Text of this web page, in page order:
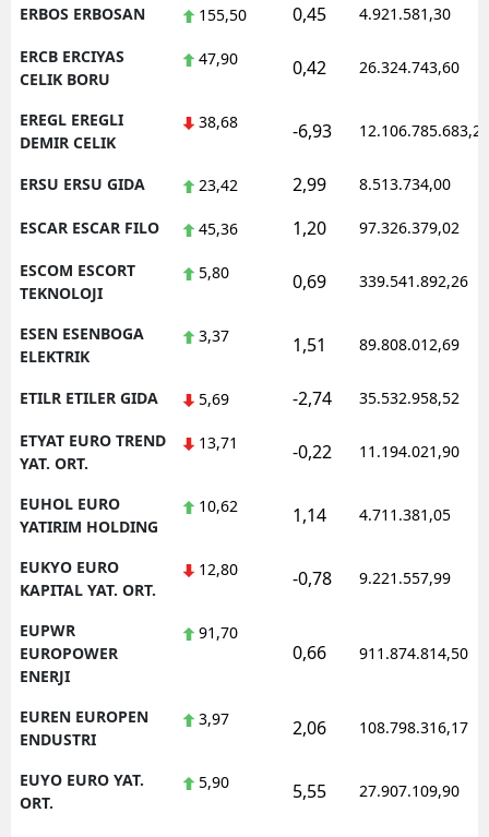
ERBOS ERBOSAN 155,50 0,45 4.921.581,30
ERCB ERCIYAS
CELIK BORU
47,90 0,42 26.324.743,60
EREGL EREGLI
DEMIR CELIK
38,68 -6,93 12.106.785.683,20
ERSU ERSU GIDA 23,42 2,99 8.513.734,00
ESCAR ESCAR FILO 45,36 1,20 97.326.379,02
ESCOM ESCORT
TEKNOLOJI
5,80 0,69 339.541.892,26
ESEN ESENBOGA
ELEKTRIK
3,37 1,51 89.808.012,69
ETILR ETILER GIDA 5,69 -2,74 35.532.958,52
ETYAT EURO TREND
YAT. ORT.
13,71 -0,22 11.194.021,90
EUHOL EURO
YATIRIM HOLDING
10,62 1,14 4.711.381,05
EUKYO EURO
KAPITAL YAT. ORT.
12,80 -0,78 9.221.557,99
EUPWR
EUROPOWER
ENERJI
91,70
0,66 911.874.814,50
EUREN EUROPEN
ENDUSTRI
3,97 2,06 108.798.316,17
EUYO EURO YAT.
ORT.
5,90 5,55 27.907.109,90